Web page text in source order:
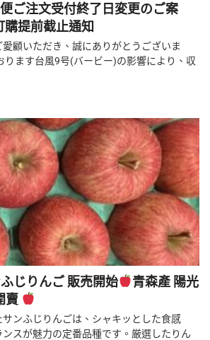
便ご注文受付終了日変更のご案
提前截止通知
顧いただき、誠にありがとうございま
ります台風9号(バービー)の影響により、収
じりんご 販売開始
青森產 陽光
賣
ンふじりんごは、シャキッとした食感
スが魅力の定番品種です。厳選したりん